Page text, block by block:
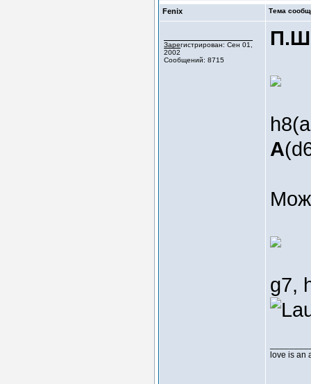
Fenix Тема
Зарегистрирован: Сен 01,
2002
Сообщений: 8715
A
g7,
love is an